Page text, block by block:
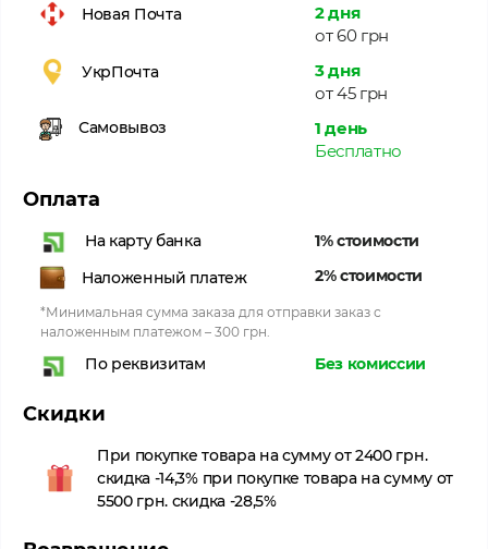
Новая Почта
2 дня
от 60 грн
УкрПочта
3 дня
от 45 грн
Самовывоз
1 день
Бесплатно
Оплата
На карту банка
1% стоимости
Наложенный платеж
2% стоимости
*Минимальная сумма заказа для отправки заказ с
наложенным платежом – 300 грн.
По реквизитам Без комиссии
Скидки
При покупке товара на сумму от 2400 грн.
скидка -14,3% при покупке товара на сумму от
5500 грн. скидка -28,5%